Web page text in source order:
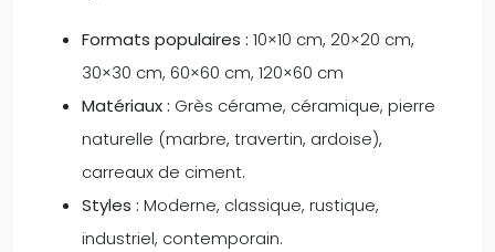
Formats populaires : 10×10 cm, 20×20 cm,
30×30 cm, 60×60 cm, 120×60 cm
Matériaux : Grès cérame, céramique, pierre
naturelle (marbre, travertin, ardoise),
carreaux de ciment.
Styles : Moderne, classique, rustique,
industriel, contemporain.